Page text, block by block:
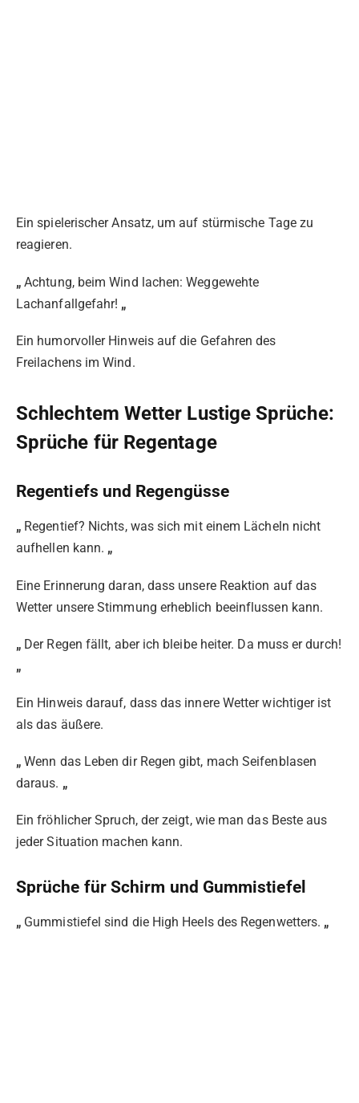
Ein spielerischer Ansatz, um auf stürmische Tage zu
reagieren.
„ Achtung, beim Wind lachen: Weggewehte
Lachanfallgefahr! „
Ein humorvoller Hinweis auf die Gefahren des
Freilachens im Wind.
Schlechtem Wetter Lustige Sprüche:
Sprüche für Regentage
Regentiefs und Regengüsse
„ Regentief? Nichts, was sich mit einem Lächeln nicht
aufhellen kann. „
Eine Erinnerung daran, dass unsere Reaktion auf das
Wetter unsere Stimmung erheblich beeinflussen kann.
„ Der Regen fällt, aber ich bleibe heiter. Da muss er durch!
„
Ein Hinweis darauf, dass das innere Wetter wichtiger ist
als das äußere.
„ Wenn das Leben dir Regen gibt, mach Seifenblasen
daraus. „
Ein fröhlicher Spruch, der zeigt, wie man das Beste aus
jeder Situation machen kann.
Sprüche für Schirm und Gummistiefel
„ Gummistiefel sind die High Heels des Regenwetters. „